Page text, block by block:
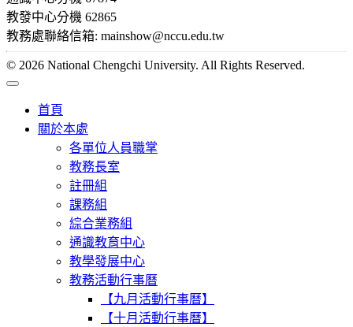
教發中心分機 62865
教務處聯絡信箱: mainshow@nccu.edu.tw
© 2026 National Chengchi University. All Rights Reserved.
首頁
關於本處
各單位人員職掌
教務長室
註冊組
課務組
綜合業務組
通識教育中心
教學發展中心
教務活動行事曆
【九月活動行事曆】
【十月活動行事曆】